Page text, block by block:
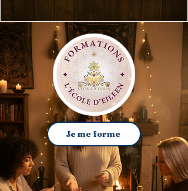
Je me forme